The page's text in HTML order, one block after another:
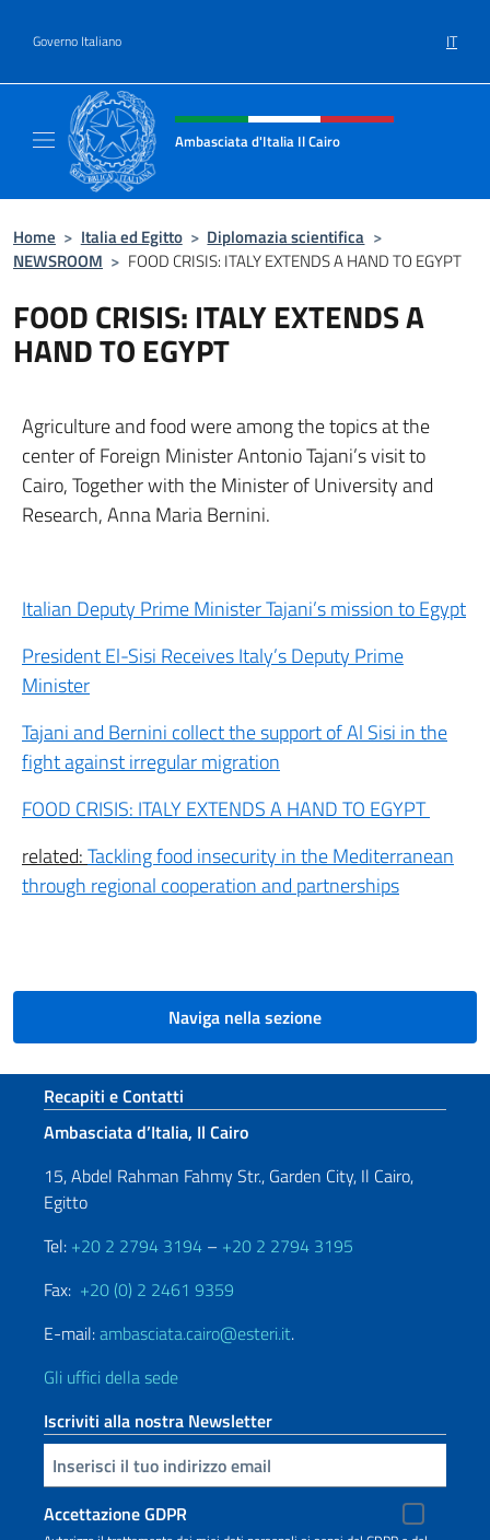
Governo Italiano IT
Intestazione sito, social e menù
Ambasciata d'Italia Il Cairo
Home > Italia ed Egitto > Diplomazia scientifica >
NEWSROOM > FOOD CRISIS: ITALY EXTENDS A HAND TO EGYPT
FOOD CRISIS: ITALY EXTENDS A
HAND TO EGYPT
Agriculture and food were among the topics at the
center of Foreign Minister Antonio Tajani’s visit to
Cairo, Together with the Minister of University and
Research, Anna Maria Bernini.
Italian Deputy Prime Minister Tajani’s mission to Egypt
President El-Sisi Receives Italy’s Deputy Prime
Minister
Tajani and Bernini collect the support of Al Sisi in the
fight against irregular migration
FOOD CRISIS: ITALY EXTENDS A HAND TO EGYPT
related:Tackling food insecurity in the Mediterranean
through regional cooperation and partnerships
Naviga nella sezione
Sezione footer
Recapiti e Contatti
Ambasciata d’Italia, Il Cairo
15, Abdel Rahman Fahmy Str., Garden City, Il Cairo,
Egitto
Tel: +20 2 2794 3194 – +20 2 2794 3195
Fax: +20 (0) 2 2461 9359
E-mail:ambasciata.cairo@esteri.it.
Gli uffici della sede
Iscriviti alla nostra Newsletter
Inserisci la tua email
Accettazione GDPR